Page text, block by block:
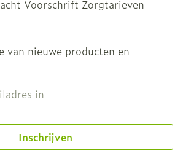
Voorschrift Zorgtarieven
van nieuwe producten en
Inschrijven